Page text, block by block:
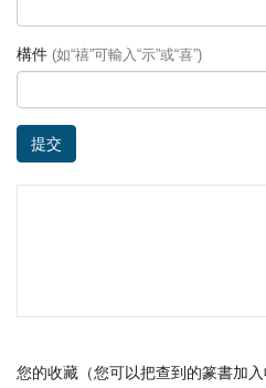
構件 (如“禧”可輸入“示”或“喜”)
提交
您的收藏（您可以把查到的篆書加